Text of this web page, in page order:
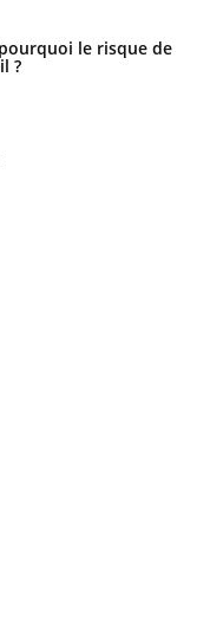
le risque de
?